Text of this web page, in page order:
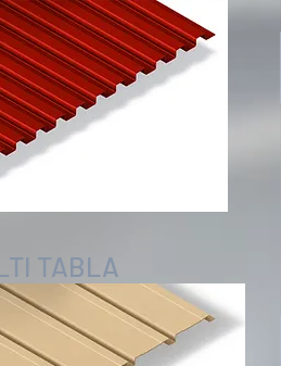
TABLA